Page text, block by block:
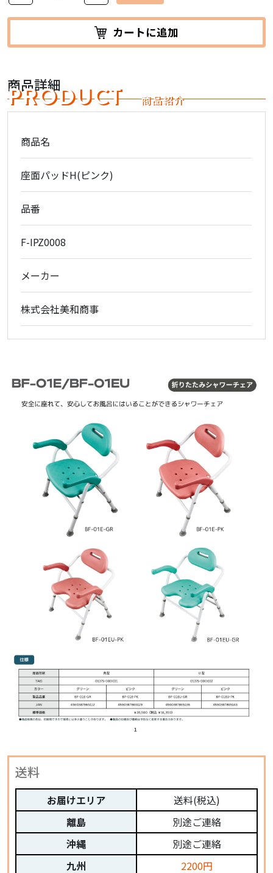
PRODUCT 商品紹介
カートに追加
商品詳細
商品名
座面パッドH(ピンク)
品番
F-IPZ0008
メーカー
株式会社美和商事
送料
お届けエリア
離島
沖縄
九州
送料(税込)
別途ご連絡
別途ご連絡
2200円